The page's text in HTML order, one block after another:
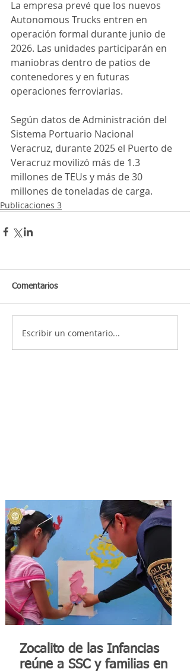
La empresa prevé que los nuevos
Autonomous Trucks entren en
operación formal durante junio de
2026. Las unidades participarán en
maniobras dentro de patios de
contenedores y en futuras
operaciones ferroviarias.
Según datos de Administración del
Sistema Portuario Nacional
Veracruz, durante 2025 el Puerto de
Veracruz movilizó más de 1.3
millones de TEUs y más de 30
millones de toneladas de carga.
Publicaciones 3
Comentarios
Escribir un comentario...
Zocalito de las Infancias
reúne a SSC y familias en